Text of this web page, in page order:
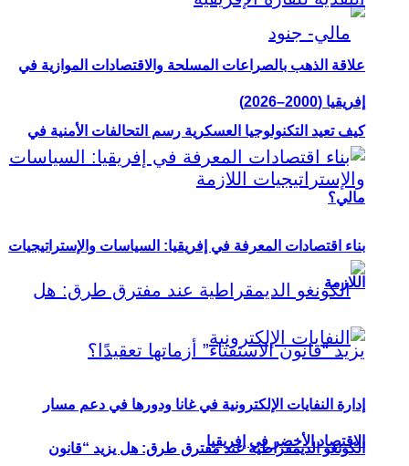
كيف تعيد التكنولوجيا العسكرية رسم التحالفات الأمنية في
مالي؟
الكونغو الديمقراطية عند مفترق طرق: هل يزيد “قانون
علاقة الذهب بالصراعات المسلحة والاقتصادات الموازية في
إفريقيا (2000–2026)
بناء اقتصادات المعرفة في إفريقيا: السياسات والإستراتيجيات
اللازمة
إدارة النفايات الإلكترونية في غانا ودورها في دعم مسار
الاقتصاد الأخضر في إفريقيا